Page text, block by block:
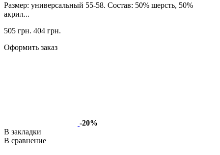
Размер: универсальный 55-58. Состав: 50% шерсть, 50%
акрил...
505 грн. 404 грн.
Оформить заказ
-20%
В закладки
В сравнение